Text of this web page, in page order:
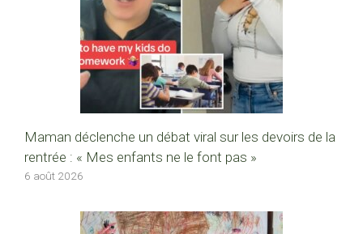
Maman déclenche un débat viral sur les devoirs de la
rentrée : « Mes enfants ne le font pas »
6 août 2026